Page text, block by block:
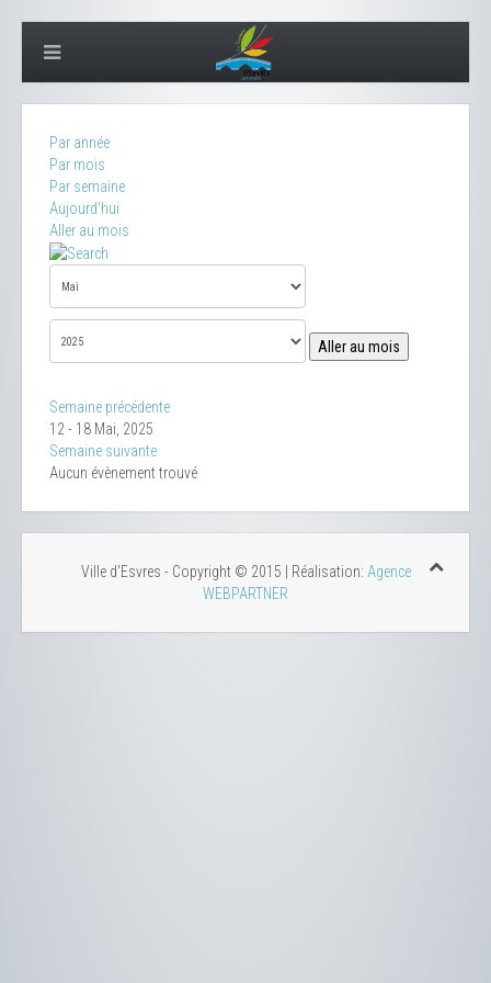
Par année
Par mois
Par semaine
Aujourd'hui
Aller au mois
Aller au mois
Semaine précédente
12 - 18 Mai, 2025
Semaine suivante
Aucun évènement trouvé
Ville d'Esvres - Copyright © 2015 | Réalisation: Agence
WEBPARTNER